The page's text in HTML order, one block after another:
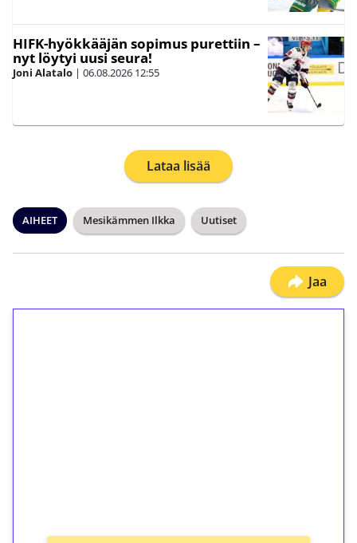
HIFK-hyökkääjän sopimus purettiin –
nyt löytyi uusi seura!
Joni Alatalo | 06.08.2026 12:55
Lataa lisää
AIHEET Mesikämmen Ilkka Uutiset
Jaa